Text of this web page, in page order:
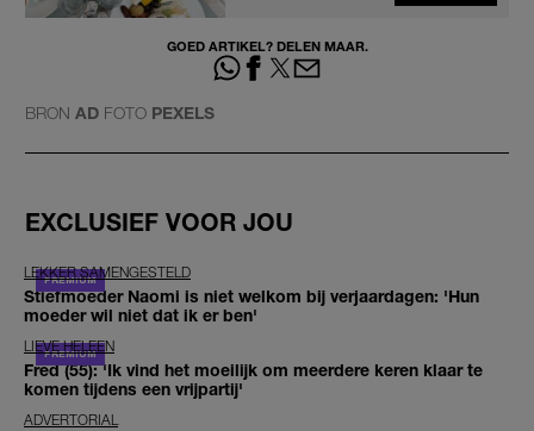
GOED ARTIKEL? DELEN MAAR.
BRON AD FOTO PEXELS
EXCLUSIEF VOOR JOU
LEKKER SAMENGESTELD
Stiefmoeder Naomi is niet welkom bij verjaardagen: 'Hun
moeder wil niet dat ik er ben'
LIEVE HELEEN
Fred (55): 'Ik vind het moeilijk om meerdere keren klaar te
komen tijdens een vrijpartij'
ADVERTORIAL